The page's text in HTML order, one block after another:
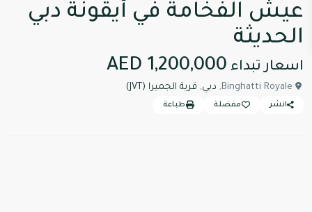
عيش الفخامة في أيقونة دبي
الحديثة
اسعار تبداء AED 1,200,000
دبي, قرية الجميرا (JVT)
انشر مفضلة طباعة